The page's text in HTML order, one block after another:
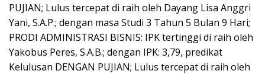
PUJIAN; Lulus tercepat di raih oleh Dayang Lisa Anggri
Yani, S.A.P.; dengan masa Studi 3 Tahun 5 Bulan 9 Hari;
PRODI ADMINISTRASI BISNIS: IPK tertinggi di raih oleh
Yakobus Peres, S.A.B.; dengan IPK: 3,79, predikat
Kelulusan DENGAN PUJIAN; Lulus tercepat di raih oleh